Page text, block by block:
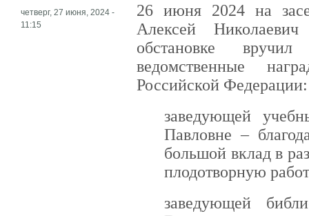
четверг, 27 июня, 2024 -
11:15
26 июня 2024 на
Алексей
обстановке вручил
ведомственные
Российской Федерации:
заведующей
Павловне –
большой вклад в
плодотворную
заведующей